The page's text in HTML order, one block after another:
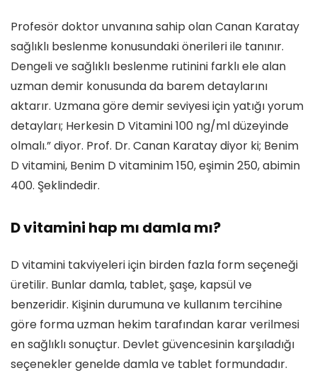
Profesör doktor unvanına sahip olan Canan Karatay
sağlıklı beslenme konusundaki önerileri ile tanınır.
Dengeli ve sağlıklı beslenme rutinini farklı ele alan
uzman demir konusunda da barem detaylarını
aktarır. Uzmana göre demir seviyesi için yatığı yorum
detayları; Herkesin D Vitamini 100 ng/ml düzeyinde
olmalı.” diyor. Prof. Dr. Canan Karatay diyor ki; Benim
D vitamini, Benim D vitaminim 150, eşimin 250, abimin
400. Şeklindedir.
D vitamini hap mı damla mı?
D vitamini takviyeleri için birden fazla form seçeneği
üretilir. Bunlar damla, tablet, şaşe, kapsül ve
benzeridir. Kişinin durumuna ve kullanım tercihine
göre forma uzman hekim tarafından karar verilmesi
en sağlıklı sonuçtur. Devlet güvencesinin karşıladığı
seçenekler genelde damla ve tablet formundadır.